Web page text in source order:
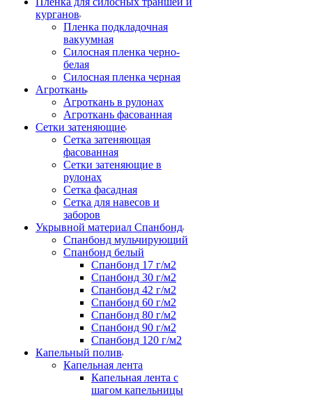
курганов
Пленка подкладочная
вакуумная
Силосная пленка черно-
белая
Силосная пленка черная
Агроткань
Агроткань в рулонах
Агроткань фасованная
Сетки затеняющие
Сетка затеняющая
фасованная
Сетки затеняющие в
рулонах
Сетка фасадная
Сетка для навесов и
заборов
Укрывной материал Спанбонд
Спанбонд мульчирующий
Спанбонд белый
Спанбонд 17 г/м2
Спанбонд 30 г/м2
Спанбонд 42 г/м2
Спанбонд 60 г/м2
Спанбонд 80 г/м2
Спанбонд 90 г/м2
Спанбонд 120 г/м2
Капельный полив
Капельная лента
Капельная лента с
шагом капельницы